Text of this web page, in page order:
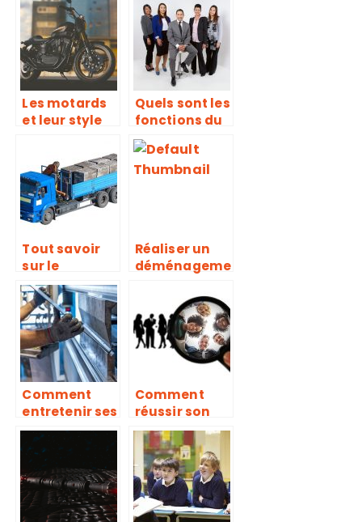
sont
meilleures
pour la santé
entre scie
circulaire et
scie à table
Les motards
et leur style
Quels sont les
fonctions du
Comité
d’entreprise
et du Comité
Tout savoir
sur le
business plan
de transport
Réaliser un
déménageme
Comment
entretenir ses
équipements
industriels ?
Comment
réussir son
lead scoring ?
Nos conseils